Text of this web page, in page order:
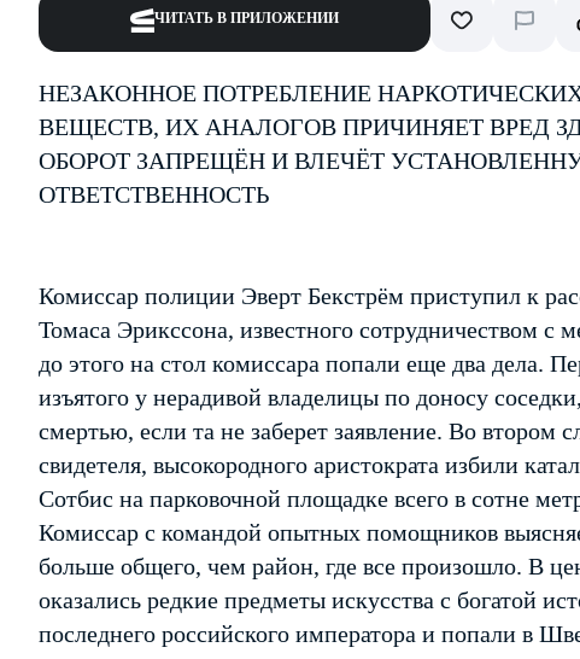
ЧИТАТЬ В ПРИЛОЖЕНИИ
НЕЗАКОННОЕ ПОТРЕБЛЕНИЕ
ВЕЩЕСТВ, ИХ АНАЛОГОВ ПРИЧИНЯЕТ ВРЕД
ОБОРОТ ЗАПРЕЩЁН И ВЛЕЧЁТ
ОТВЕТСТВЕННОСТЬ
Комиссар полиции Эверт Бекстрём приступил к
Томаса Эрикссона, известного сотрудничеством
до этого на стол комиссара попали еще два дела.
изъятого у нерадивой владелицы по доносу
смертью, если та не заберет заявление. Во втором
свидетеля, высокородного аристократа избили
Сотбис на парковочной площадке всего в сотне
Комиссар с командой опытных помощников
больше общего, чем район, где все произошло. В
оказались редкие предметы искусства с богатой
последнего российского императора и попали в